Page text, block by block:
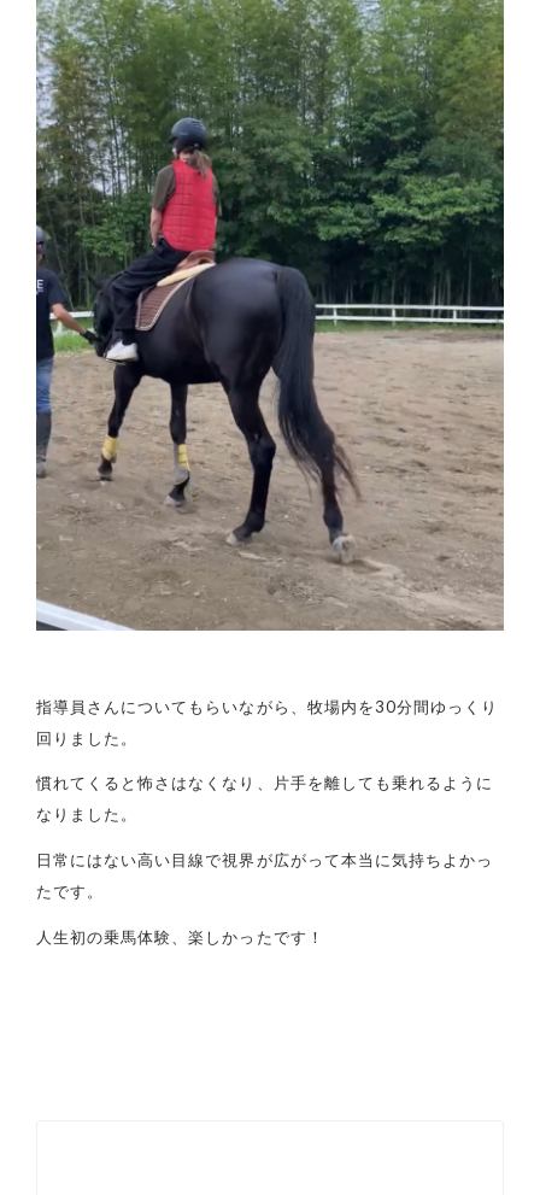
指導員さんについてもらいながら、牧場内を30分間ゆっくり
回りました。
慣れてくると怖さはなくなり、片手を離しても乗れるように
なりました。
日常にはない高い目線で視界が広がって本当に気持ちよかっ
たです。
人生初の乗馬体験、楽しかったです！